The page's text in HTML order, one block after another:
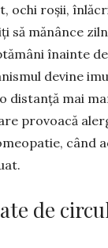
ochi roșii,
să mănânce
înainte
devine
distanță mai
provoacă
când
de